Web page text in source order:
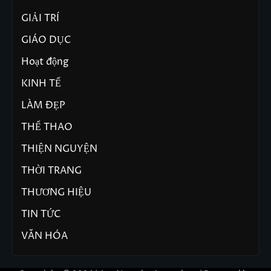
GIẢI TRÍ
GIÁO DỤC
Hoạt động
KINH TẾ
LÀM ĐẸP
THỂ THAO
THIỆN NGUYỆN
THỜI TRANG
THƯƠNG HIỆU
TIN TỨC
VĂN HÓA